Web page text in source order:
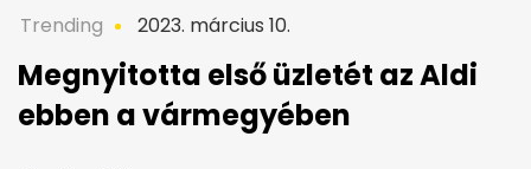
Trending 2023. március 10.
Megnyitotta első üzletét az Aldi
ebben a vármegyében